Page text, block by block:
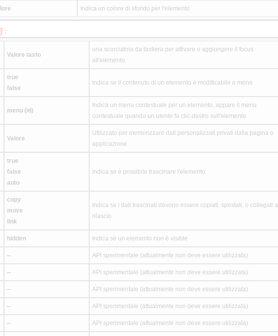
Indica un colore di sfondo per l'elemento
:
Valore tasto
una scorciatoia da tastiera per attivare o aggiungere il focus
all'elemento
true
false
Indica se il contenuto di un elemento è modificabile o meno
menu (id)
Indica un menu contestuale per un elemento, appare il menu
contestuale quando un utente fa clic-destro sull'elemento
Valore
Utilizzato per memorizzare dati personalizzati privati dalla pagina o
applicazione
true
false
auto
Indica se è possibile trascinare l'elemento
copy
move
link
Indica se i dati trascinati devono essere copiati, spostati, o collegati al
rilascio
hidden Indica sè un elemento non è visible
-- API sperimentale (attualmente non deve essere utilizzata)
-- API sperimentale (attualmente non deve essere utilizzata)
-- API sperimentale (attualmente non deve essere utilizzata)
-- API sperimentale (attualmente non deve essere utilizzata)
-- API sperimentale (attualmente non deve essere utilizzata)